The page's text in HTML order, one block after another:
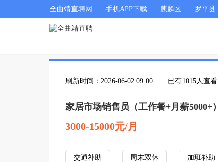
全曲靖直聘网 手机APP下载 麒麟区 罗平县
刷新时间：2026-06-02 09:00 已有1015人查看
家居市场销售员（工作餐+月薪5000+）
3000-15000元/月
交通补助 周末双休 加班补助